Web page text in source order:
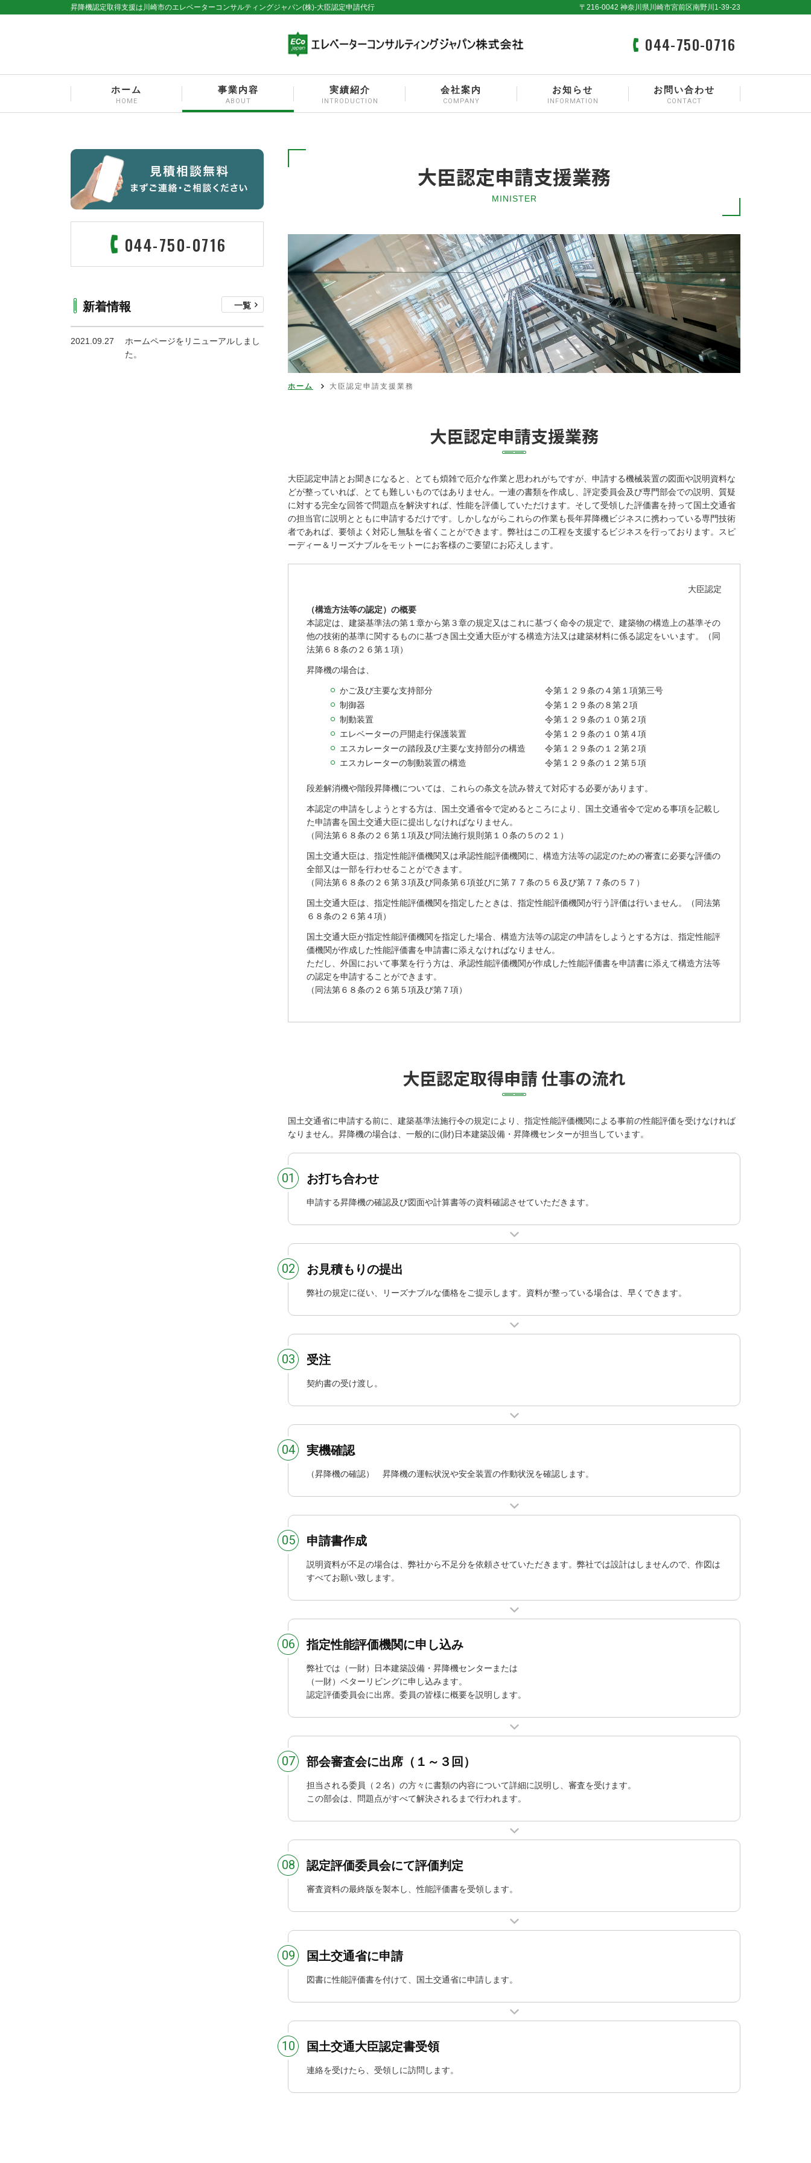
昇降機認定取得支援は川崎市のエレベーターコンサルティングジャパン(株)-大臣認定申請代行 〒216-0042 神奈川県川崎市宮前区南野川1-39-23
044-750-0716
ホーム
HOME
事業内容
ABOUT
実績紹介
INTRODUCTION
会社案内
COMPANY
お知らせ
INFORMATION
お問い合わせ
CONTACT
大臣認定申請支援業務
MINISTER
ホーム 大臣認定申請支援業務
大臣認定申請支援業務
大臣認定申請とお聞きになると、とても煩雑で厄介な作業と思われがちですが、申請する機械装置の図面や説明資料な
どが整っていれば、とても難しいものではありません。一連の書類を作成し、評定委員会及び専門部会での説明、質疑
に対する完全な回答で問題点を解決すれば、性能を評価していただけます。そして受領した評価書を持って国土交通省
の担当官に説明とともに申請するだけです。しかしながらこれらの作業も長年昇降機ビジネスに携わっている専門技術
者であれば、要領よく対応し無駄を省くことができます。弊社はこの工程を支援するビジネスを行っております。スピ
ーディー＆リーズナブルをモットーにお客様のご要望にお応えします。
大臣認定
（構造方法等の認定）の概要
本認定は、建築基準法の第１章から第３章の規定又はこれに基づく命令の規定で、建築物の構造上の基準その
他の技術的基準に関するものに基づき国土交通大臣がする構造方法又は建築材料に係る認定をいいます。（同
法第６８条の２６第１項）
昇降機の場合は、
かご及び主要な支持部分
令第１２９条の４第１項第三号
制御器
令第１２９条の８第２項
制動装置
令第１２９条の１０第２項
エレベーターの戸開走行保護装置
令第１２９条の１０第４項
エスカレーターの踏段及び主要な支持部分の構造
令第１２９条の１２第２項
エスカレーターの制動装置の構造
令第１２９条の１２第５項
段差解消機や階段昇降機については、これらの条文を読み替えて対応する必要があります。
本認定の申請をしようとする方は、国土交通省令で定めるところにより、国土交通省令で定める事項を記載し
た申請書を国土交通大臣に提出しなければなりません。
（同法第６８条の２６第１項及び同法施行規則第１０条の５の２１）
国土交通大臣は、指定性能評価機関又は承認性能評価機関に、構造方法等の認定のための審査に必要な評価の
全部又は一部を行わせることができます。
（同法第６８条の２６第３項及び同条第６項並びに第７７条の５６及び第７７条の５７）
国土交通大臣は、指定性能評価機関を指定したときは、指定性能評価機関が行う評価は行いません。（同法第
６８条の２６第４項）
国土交通大臣が指定性能評価機関を指定した場合、構造方法等の認定の申請をしようとする方は、指定性能評
価機関が作成した性能評価書を申請書に添えなければなりません。
ただし、外国において事業を行う方は、承認性能評価機関が作成した性能評価書を申請書に添えて構造方法等
の認定を申請することができます。
（同法第６８条の２６第５項及び第７項）
大臣認定取得申請 仕事の流れ
国土交通省に申請する前に、建築基準法施行令の規定により、指定性能評価機関による事前の性能評価を受けなければ
なりません。昇降機の場合は、一般的に(財)日本建築設備・昇降機センターが担当しています。
01 お打ち合わせ
申請する昇降機の確認及び図面や計算書等の資料確認させていただきます。
02 お見積もりの提出
弊社の規定に従い、リーズナブルな価格をご提示します。資料が整っている場合は、早くできます。
03 受注
契約書の受け渡し。
04 実機確認
（昇降機の確認） 昇降機の運転状況や安全装置の作動状況を確認します。
05 申請書作成
説明資料が不足の場合は、弊社から不足分を依頼させていただきます。弊社では設計はしませんので、作図は
すべてお願い致します。
06 指定性能評価機関に申し込み
弊社では（一財）日本建築設備・昇降機センターまたは
（一財）ベターリビングに申し込みます。
認定評価委員会に出席。委員の皆様に概要を説明します。
07 部会審査会に出席（１～３回）
担当される委員（２名）の方々に書類の内容について詳細に説明し、審査を受けます。
この部会は、問題点がすべて解決されるまで行われます。
08 認定評価委員会にて評価判定
審査資料の最終版を製本し、性能評価書を受領します。
09 国土交通省に申請
図書に性能評価書を付けて、国土交通省に申請します。
10 国土交通大臣認定書受領
連絡を受けたら、受領しに訪問します。
044-750-0716
新着情報 一覧
2021.09.27
ホームページをリニューアルしまし
た。